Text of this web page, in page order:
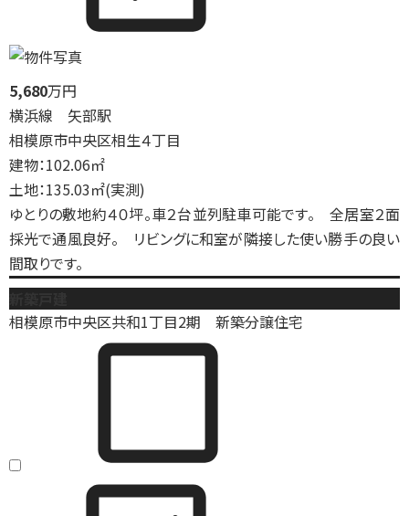
5,680万円
横浜線 矢部駅
相模原市中央区相生４丁目
建物：102.06㎡
土地：135.03㎡(実測)
ゆとりの敷地約４０坪。車２台並列駐車可能です。 全居室２面
採光で通風良好。 リビングに和室が隣接した使い勝手の良い
間取りです。
相模原市中央区共和1丁目2期 新築分譲住宅